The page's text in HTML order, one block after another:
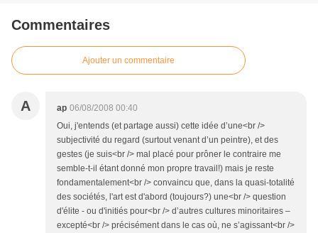
Commentaires
Ajouter un commentaire
A ap 06/08/2008 00:40
Oui, j'entends (et partage aussi) cette idée d’une<br />
subjectivité du regard (surtout venant d’un peintre), et des
gestes (je suis<br /> mal placé pour prôner le contraire me
semble-t-il étant donné mon propre travail!) mais je reste
fondamentalement<br /> convaincu que, dans la quasi-totalité
des sociétés, l'art est d'abord (toujours?) une<br /> question
d'élite - ou d'initiés pour<br /> d’autres cultures minoritaires –
excepté<br /> précisément dans le cas où, ne s’agissant<br />